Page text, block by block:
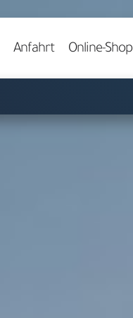
Anfahrt Online-Shop